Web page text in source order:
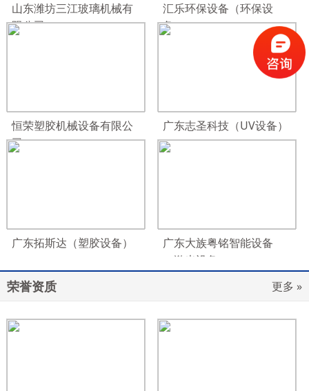
山东潍坊三江玻璃机械有
限公司
汇乐环保设备（环保设
备）
恒荣塑胶机械设备有限公
司
广东志圣科技（UV设备）
广东拓斯达（塑胶设备）
广东大族粤铭智能设备
（激光设备）
荣誉资质 更多 »